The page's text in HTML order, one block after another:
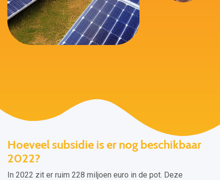
Hoeveel subsidie is er nog beschikbaar
2022?
In 2022 zit er ruim 228 miljoen euro in de pot. Deze